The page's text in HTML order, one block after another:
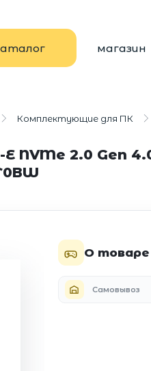
магазин
Комплектующие для ПК
NVMe 2.0 Gen
О товаре
Самовывоз